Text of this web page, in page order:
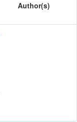
Author(s)